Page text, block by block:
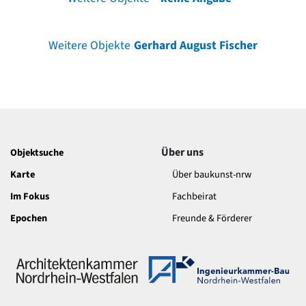
Weitere Objekte Gerhard August Fischer
Objektsuche
Karte
Im Fokus
Epochen
Über uns
Über baukunst-nrw
Fachbeirat
Freunde & Förderer